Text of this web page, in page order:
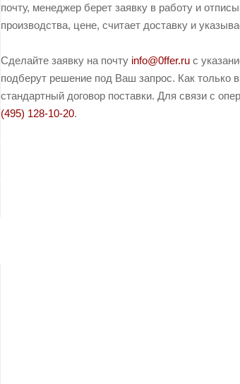
почту, менеджер берет заявку в работу и
производства, цене, считает доставку и
Сделайте заявку на почту info@0ffer.ru с
подберут решение под Ваш запрос. Как только
стандартный договор поставки. Для связи с
(495) 128-10-20.